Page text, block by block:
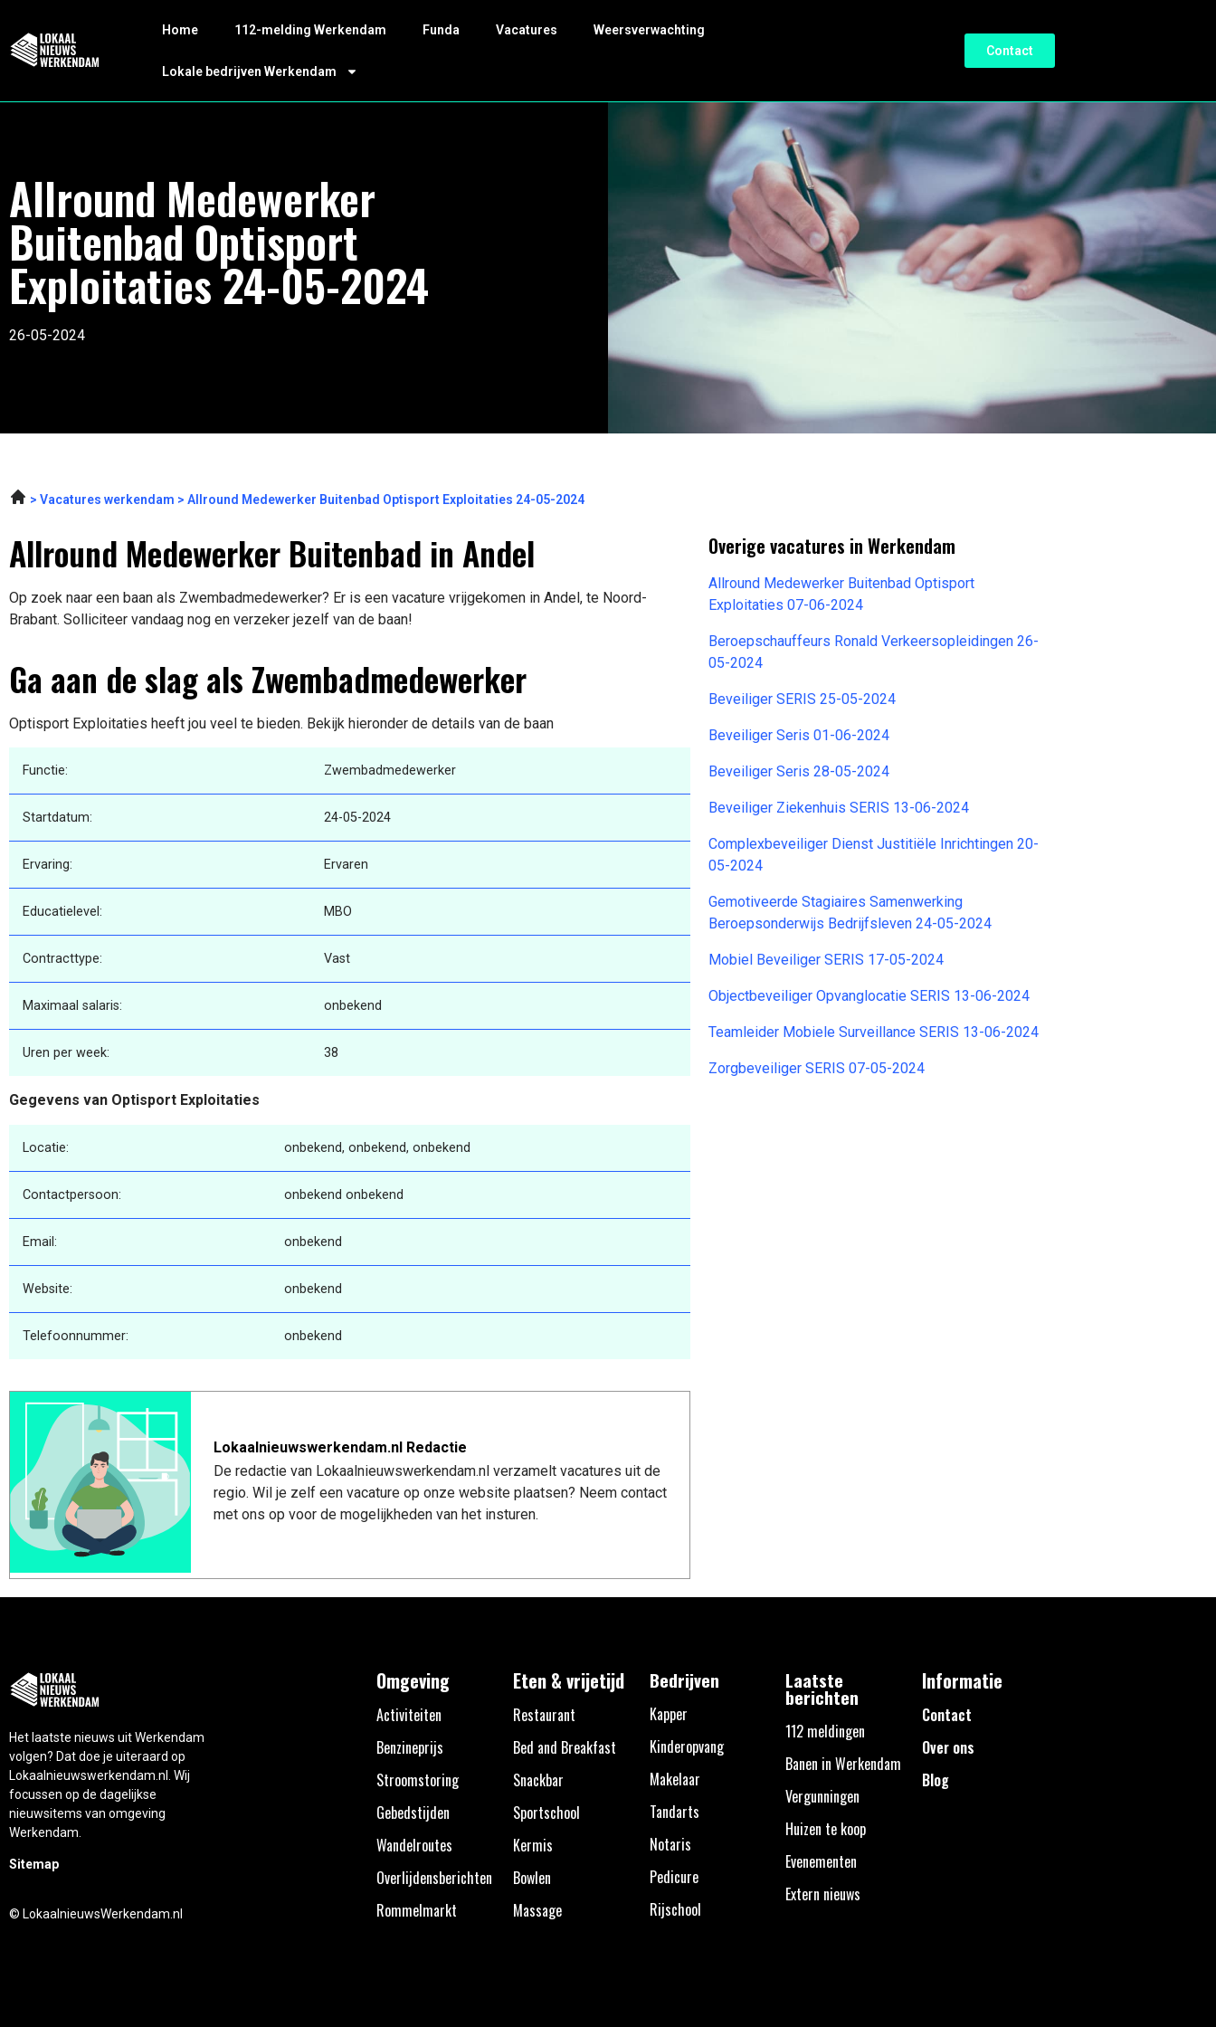
Home 112-melding Werkendam Funda Vacatures Weersverwachting
Lokale bedrijven Werkendam
Contact
Allround Medewerker
Buitenbad Optisport
Exploitaties 24-05-2024
26-05-2024
Vacatures werkendam Allround Medewerker Buitenbad Optisport Exploitaties 24-05-2024
Allround Medewerker Buitenbad in Andel
Op zoek naar een baan als Zwembadmedewerker? Er is een vacature vrijgekomen in Andel, te Noord-
Brabant. Solliciteer vandaag nog en verzeker jezelf van de baan!
Ga aan de slag als Zwembadmedewerker
Optisport Exploitaties heeft jou veel te bieden. Bekijk hieronder de details van de baan
Functie: Zwembadmedewerker
Startdatum: 24-05-2024
Ervaring: Ervaren
Educatielevel: MBO
Contracttype: Vast
Maximaal salaris: onbekend
Uren per week: 38
Gegevens van Optisport Exploitaties
Locatie: onbekend, onbekend, onbekend
Contactpersoon: onbekend onbekend
Email: onbekend
Website: onbekend
Telefoonnummer: onbekend
Lokaalnieuwswerkendam.nl Redactie
De redactie van Lokaalnieuwswerkendam.nl verzamelt vacatures uit de
regio. Wil je zelf een vacature op onze website plaatsen? Neem contact
met ons op voor de mogelijkheden van het insturen.
Overige vacatures in Werkendam
Allround Medewerker Buitenbad Optisport
Exploitaties 07-06-2024
Beroepschauffeurs Ronald Verkeersopleidingen 26-
05-2024
Beveiliger SERIS 25-05-2024
Beveiliger Seris 01-06-2024
Beveiliger Seris 28-05-2024
Beveiliger Ziekenhuis SERIS 13-06-2024
Complexbeveiliger Dienst Justitiële Inrichtingen 20-
05-2024
Gemotiveerde Stagiaires Samenwerking
Beroepsonderwijs Bedrijfsleven 24-05-2024
Mobiel Beveiliger SERIS 17-05-2024
Objectbeveiliger Opvanglocatie SERIS 13-06-2024
Teamleider Mobiele Surveillance SERIS 13-06-2024
Zorgbeveiliger SERIS 07-05-2024
Het laatste nieuws uit Werkendam
volgen? Dat doe je uiteraard op
Lokaalnieuwswerkendam.nl. Wij
focussen op de dagelijkse
nieuwsitems van omgeving
Werkendam.
Sitemap
© LokaalnieuwsWerkendam.nl
Omgeving
Activiteiten
Benzineprijs
Stroomstoring
Gebedstijden
Wandelroutes
Overlijdensberichten
Rommelmarkt
Eten & vrijetijd
Restaurant
Bed and Breakfast
Snackbar
Sportschool
Kermis
Bowlen
Massage
Bedrijven
Kapper
Kinderopvang
Makelaar
Tandarts
Notaris
Pedicure
Rijschool
Laatste
berichten
112 meldingen
Banen in Werkendam
Vergunningen
Huizen te koop
Evenementen
Extern nieuws
Informatie
Contact
Over ons
Blog